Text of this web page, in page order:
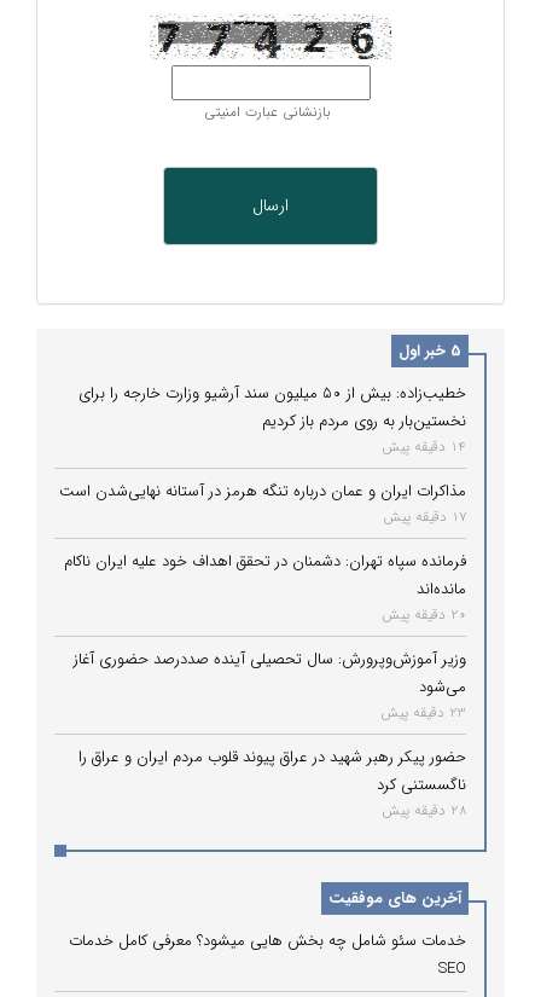
بازنشانی عبارت امنیتی
5 خبر اول
خطیب‌زاده: بیش از ۵۰ میلیون سند آرشیو وزارت خارجه را برای
نخستین‌بار به روی مردم باز کردیم
14 دقیقه پیش
مذاکرات ایران و عمان درباره تنگه هرمز در آستانه نهایی‌شدن است
17 دقیقه پیش
فرمانده سپاه تهران: دشمنان در تحقق اهداف خود علیه ایران ناکام
مانده‌اند
20 دقیقه پیش
وزیر آموزش‌وپرورش: سال تحصیلی آینده صددرصد حضوری آغاز
می‌شود
23 دقیقه پیش
حضور پیکر رهبر شهید در عراق پیوند قلوب مردم ایران و عراق را
ناگسستنی کرد
28 دقیقه پیش
آخرین های موفقیت
خدمات سئو شامل چه بخش هایی میشود؟ معرفی کامل خدمات
SEO